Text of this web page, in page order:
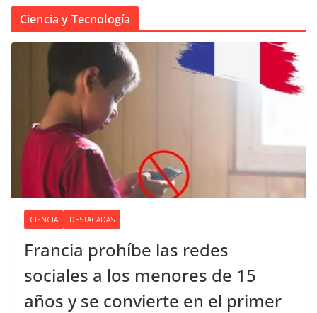
Ciencia y Tecnología
CIENCIA DESTACADAS
Francia prohíbe las redes
sociales a los menores de 15
años y se convierte en el primer